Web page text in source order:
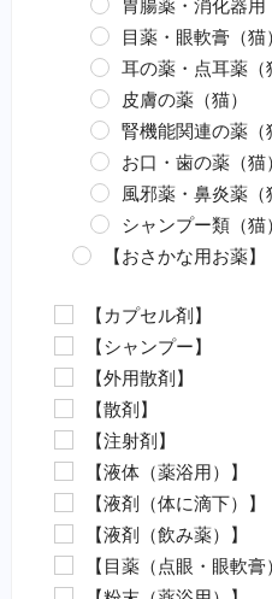
目薬・眼軟膏（猫）
耳の薬・点耳薬（
皮膚の薬（猫）
腎機能関連の薬（
お口・歯の薬（猫）
風邪薬・鼻炎薬（
シャンプー類（猫）
【おさかな用お薬】
カラムナリス病対
水カビ病対策（魚）
白点病対策（魚）
イカリムシ・ウオ
ハダムシ駆除（魚）
類結節症（魚）
麻酔（魚）
外傷（魚）
害虫駆除（魚）
【カプセル剤】
【シャンプー】
【外用散剤】
【散剤】
【注射剤】
【液体（薬浴用）】
【液剤（体に滴下）】
【液剤（飲み薬）】
【目薬（点眼・眼軟膏